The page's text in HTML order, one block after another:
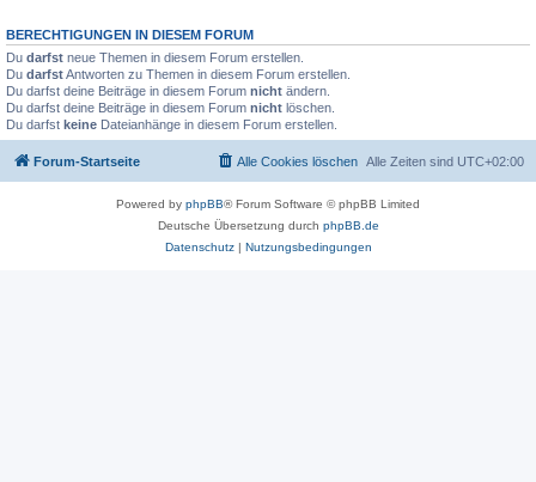
BERECHTIGUNGEN IN DIESEM FORUM
Du darfst neue Themen in diesem Forum erstellen.
Du darfstAntworten zu Themen in diesem Forum erstellen.
Du darfst deine Beiträge in diesem Forum nicht ändern.
Du darfst deine Beiträge in diesem Forum nicht löschen.
Du darfst keine Dateianhänge in diesem Forum erstellen.
Forum-Startseite Alle Zeiten sind UTC+02:00
Alle Cookies löschen
Powered by phpBB® Forum Software © phpBB Limited
Deutsche Übersetzung durch phpBB.de
Datenschutz| Nutzungsbedingungen